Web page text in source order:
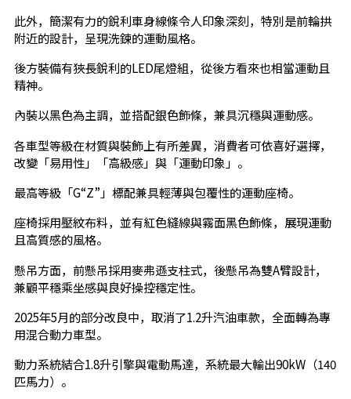
此外，簡潔有力的銳利車身線條令人印象深刻，特別是前輪拱
附近的設計，呈現洗鍊的運動風格。
後方裝備有狹長銳利的LED尾燈組，從後方看來也相當運動且
精神。
內裝以黑色為主調，並搭配銀色飾條，兼具沉穩與運動感。
各車型等級在材質與裝飾上有所差異，消費者可依喜好選擇，
改變「易用性」「高級感」與「運動印象」。
最高等級「G“Z”」標配兼具輕薄與包覆性的運動座椅。
座椅採用壓紋布料，並有紅色縫線與霧面黑色飾條，展現運動
且高質感的風格。
懸吊方面，前懸吊採用麥弗遜支柱式，後懸吊為雙A臂設計，
兼顧平穩乘坐感與良好操控穩定性。
2025年5月的部分改良中，取消了1.2升汽油車款，全面轉為專
用混合動力車型。
動力系統結合1.8升引擎與電動馬達，系統最大輸出90kW（140
匹馬力）。